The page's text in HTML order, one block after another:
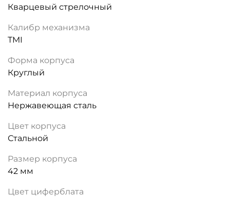
Кварцевый стрелочный
Калибр механизма
TMI
Форма корпуса
Круглый
Материал корпуса
Нержавеющая сталь
Цвет корпуса
Стальной
Размер корпуса
42 мм
Цвет циферблата